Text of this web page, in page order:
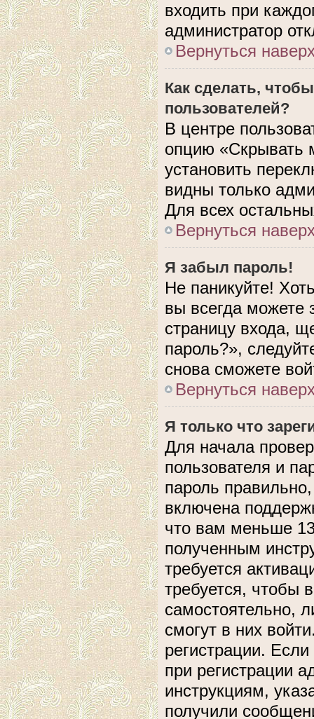
входить при
администратор
Вернуться
Как сделать,
пользователей?
В центре
опцию «Скрывать
установить
видны только
Для всех
Вернуться
Я забыл пароль!
Не паникуйте!
вы всегда можете
страницу входа,
пароль?»,
снова сможете
Вернуться
Я только что
Для начала
пользователя и
пароль
включена
что вам меньше
полученным
требуется
требуется, чтобы
самостоятельно,
смогут в них
регистрации.
при регистрации
инструкциям,
получили